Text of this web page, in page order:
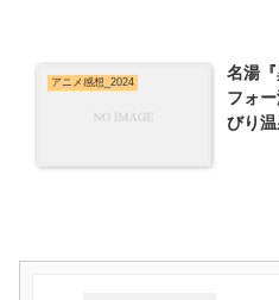
アニメ感想_2024
名湯
フォ
びり